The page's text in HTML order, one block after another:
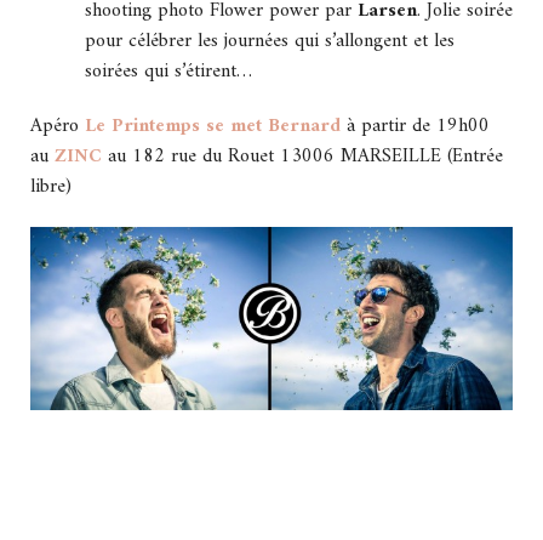
shooting photo Flower power par Larsen. Jolie soirée
pour célébrer les journées qui s’allongent et les
soirées qui s’étirent…
Apéro Le Printemps se met Bernardà partir de 19h00
auZINC au 182 rue du Rouet 13006 MARSEILLE (Entrée
libre)